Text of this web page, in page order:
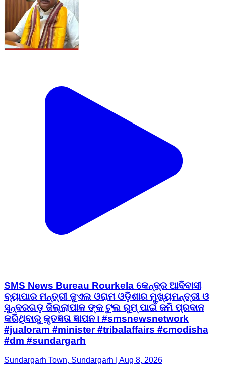
SMS News Bureau Rourkela କେନ୍ଦ୍ର ଆଦିବାସୀ
ବ୍ୟାପାର ମନ୍ତ୍ରୀ ଜୁଏଲ ଓରାମ ଓଡ଼ିଶାର ମୁଖ୍ୟମନ୍ତ୍ରୀ ଓ
ସୁନ୍ଦରଗଡ଼ ଜିଲ୍ଲାପାଳ ଙ୍କ ଟୁଲ ରୁମ୍ ପାଇଁ ଜମି ପ୍ରଦାନ
କରିଥିବାରୁ କୃତଜ୍ଞତା ଜ୍ଞାପନ। #smsnewsnetwork
#jualoram #minister #tribalaffairs #cmodisha
#dm #sundargarh
Sundargarh Town, Sundargarh | Aug 8, 2026